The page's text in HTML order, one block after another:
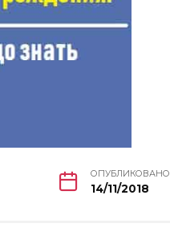
ОПУБЛИКОВАНО
14/11/2018